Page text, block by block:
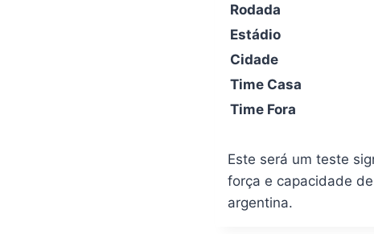
Rodada
Estádio
Cidade
Time Casa
Time Fora
Este será um teste
força e capacidade
argentina.